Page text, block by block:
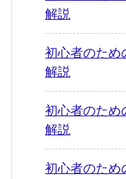
解説
初心者のた
解説
初心者のた
解説
初心者のた